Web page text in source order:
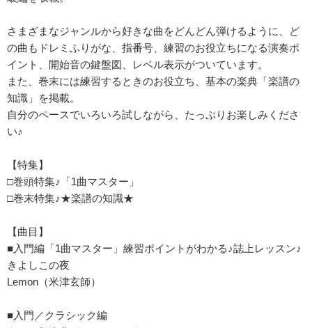
さまざまなジャンルから好きな曲をどんどん弾けるように、ど
の曲もドレミふりがな、指番号、練習のお役立ちになる演奏ポ
イント、開始音の鍵盤図、レベル表示がついています。
また、巻末には練習するときのお役立ち、基本の楽典「楽譜の
知識」を掲載。
自分のペースでいろいろ試しながら、たっぷりお楽しみくださ
い♪
【特集】
□巻頭特集♪「1曲マスター」
□巻末特集♪★楽譜の知識★
【曲目】
■入門編「1曲マスター」練習ポイントがわかる♪誌上レッスン♪
きよしこの夜
Lemon（米津玄師）
■入門／クラシック編